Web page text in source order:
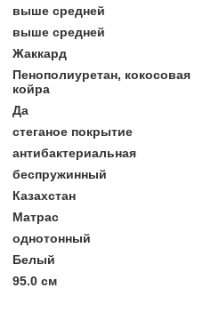
выше средней
выше средней
Жаккард
Пенополиуретан, кокосовая
койра
Да
стеганое покрытие
антибактериальная
беспружинный
Казахстан
Матрас
однотонный
Белый
95.0 см